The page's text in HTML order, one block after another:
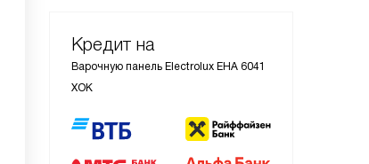
Кредит на
Варочную панель Electrolux EHA 6041
XOK